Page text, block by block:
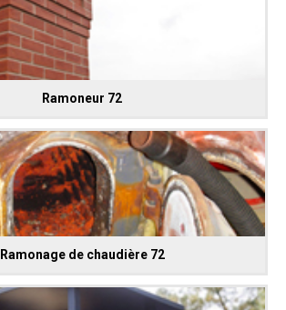
Ramoneur 72
Ramonage de chaudière 72